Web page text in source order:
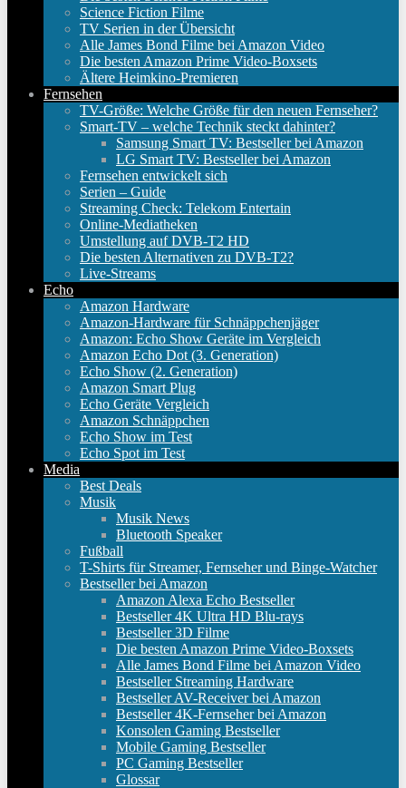
Science Fiction Filme
TV Serien in der Übersicht
Alle James Bond Filme bei Amazon Video
Die besten Amazon Prime Video-Boxsets
Ältere Heimkino-Premieren
Fernsehen
TV-Größe: Welche Größe für den neuen Fernseher?
Smart-TV – welche Technik steckt dahinter?
Samsung Smart TV: Bestseller bei Amazon
LG Smart TV: Bestseller bei Amazon
Fernsehen entwickelt sich
Serien – Guide
Streaming Check: Telekom Entertain
Online-Mediatheken
Umstellung auf DVB-T2 HD
Die besten Alternativen zu DVB-T2?
Live-Streams
Echo
Amazon Hardware
Amazon-Hardware für Schnäppchenjäger
Amazon: Echo Show Geräte im Vergleich
Amazon Echo Dot (3. Generation)
Echo Show (2. Generation)
Amazon Smart Plug
Echo Geräte Vergleich
Amazon Schnäppchen
Echo Show im Test
Echo Spot im Test
Media
Best Deals
Musik
Musik News
Bluetooth Speaker
Fußball
T-Shirts für Streamer, Fernseher und Binge-Watcher
Bestseller bei Amazon
Amazon Alexa Echo Bestseller
Bestseller 4K Ultra HD Blu-rays
Bestseller 3D Filme
Die besten Amazon Prime Video-Boxsets
Alle James Bond Filme bei Amazon Video
Bestseller Streaming Hardware
Bestseller AV-Receiver bei Amazon
Bestseller 4K-Fernseher bei Amazon
Konsolen Gaming Bestseller
Mobile Gaming Bestseller
PC Gaming Bestseller
Glossar